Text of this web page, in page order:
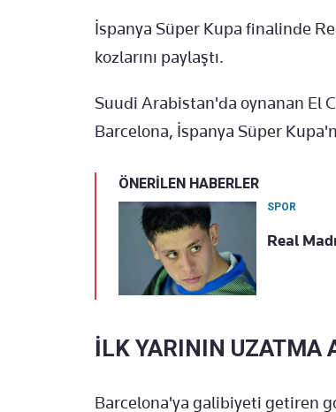
İspanya Süper Kupa finalinde
kozlarını paylaştı.
Suudi Arabistan'da oynanan El
Barcelona, İspanya Süper
ÖNERİLEN HABERLER
SPOR
Real
İLK YARININ UZATMA
Barcelona'ya galibiyeti getiren